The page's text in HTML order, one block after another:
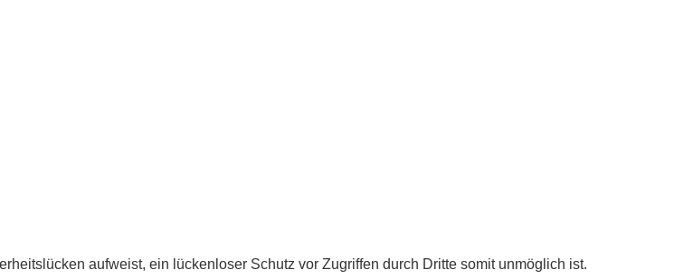
aufweist, ein lückenloser Schutz vor Zugriffen durch Dritte somit unmöglich ist.